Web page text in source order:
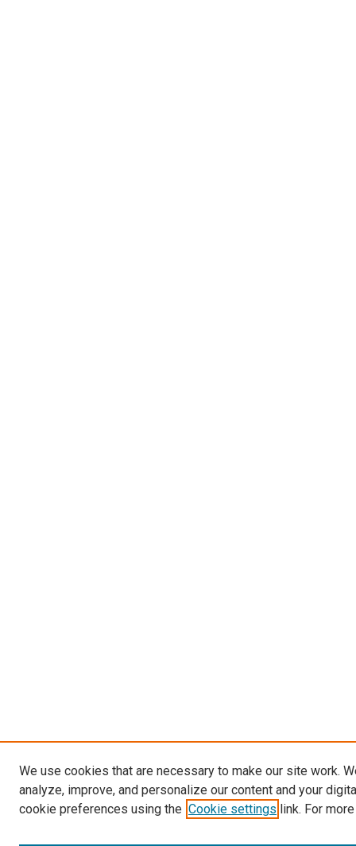
We use cookies that are necessary to make our site work.
analyze, improve, and personalize our content and your
cookie preferences using the Cookie settings link. For